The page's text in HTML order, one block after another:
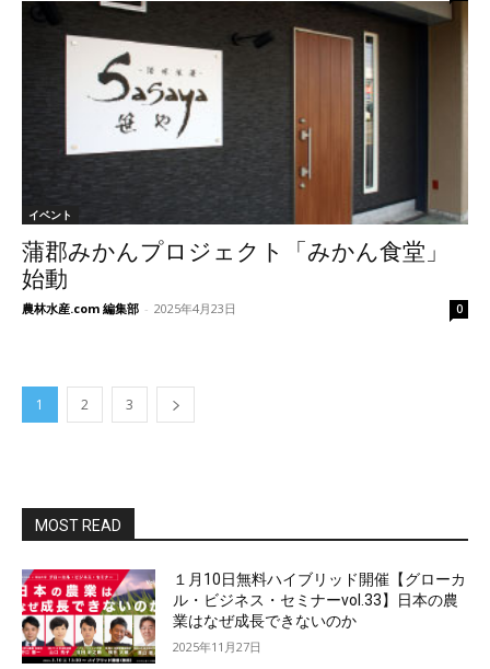
イベント
蒲郡みかんプロジェクト「みかん食堂」
始動
農林水産.com 編集部 - 2025年4月23日 0
1 2 3
MOST READ
１月10日無料ハイブリッド開催【グローカ
ル・ビジネス・セミナーvol.33】日本の農
業はなぜ成長できないのか
2025年11月27日